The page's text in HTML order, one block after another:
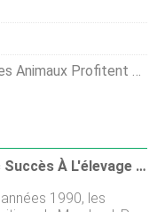
Au Maximum De Leur Temps
Passer Avec Succès À L'élevage Laitier Au Pâturage
1990, les